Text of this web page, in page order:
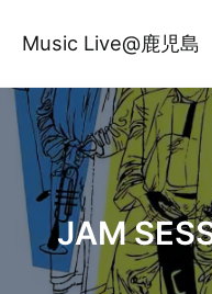
ス
Music Live@鹿児島
JAM